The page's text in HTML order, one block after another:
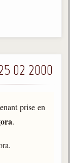
02 2000
prise en
.